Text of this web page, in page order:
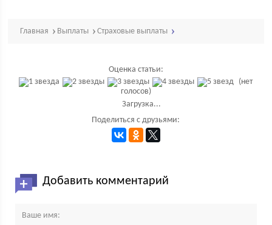
Главная Выплаты Страховые выплаты
Оценка статьи:
(нет
голосов)
Загрузка...
Поделиться с друзьями:
Добавить комментарий